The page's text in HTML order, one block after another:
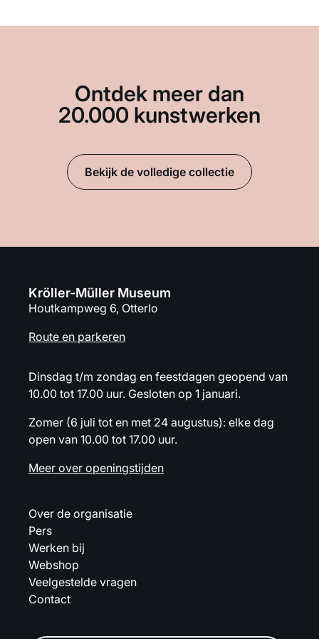
Ontdek meer dan
20.000 kunstwerken
Bekijk de volledige collectie
Kröller-Müller Museum
Houtkampweg 6, Otterlo
Route en parkeren
Dinsdag t/m zondag en feestdagen geopend van
10.00 tot 17.00 uur. Gesloten op 1 januari.
Zomer (6 juli tot en met 24 augustus): elke dag
open van 10.00 tot 17.00 uur.
Meer over openingstijden
Over de organisatie
Pers
Werken bij
Webshop
Veelgestelde vragen
Contact